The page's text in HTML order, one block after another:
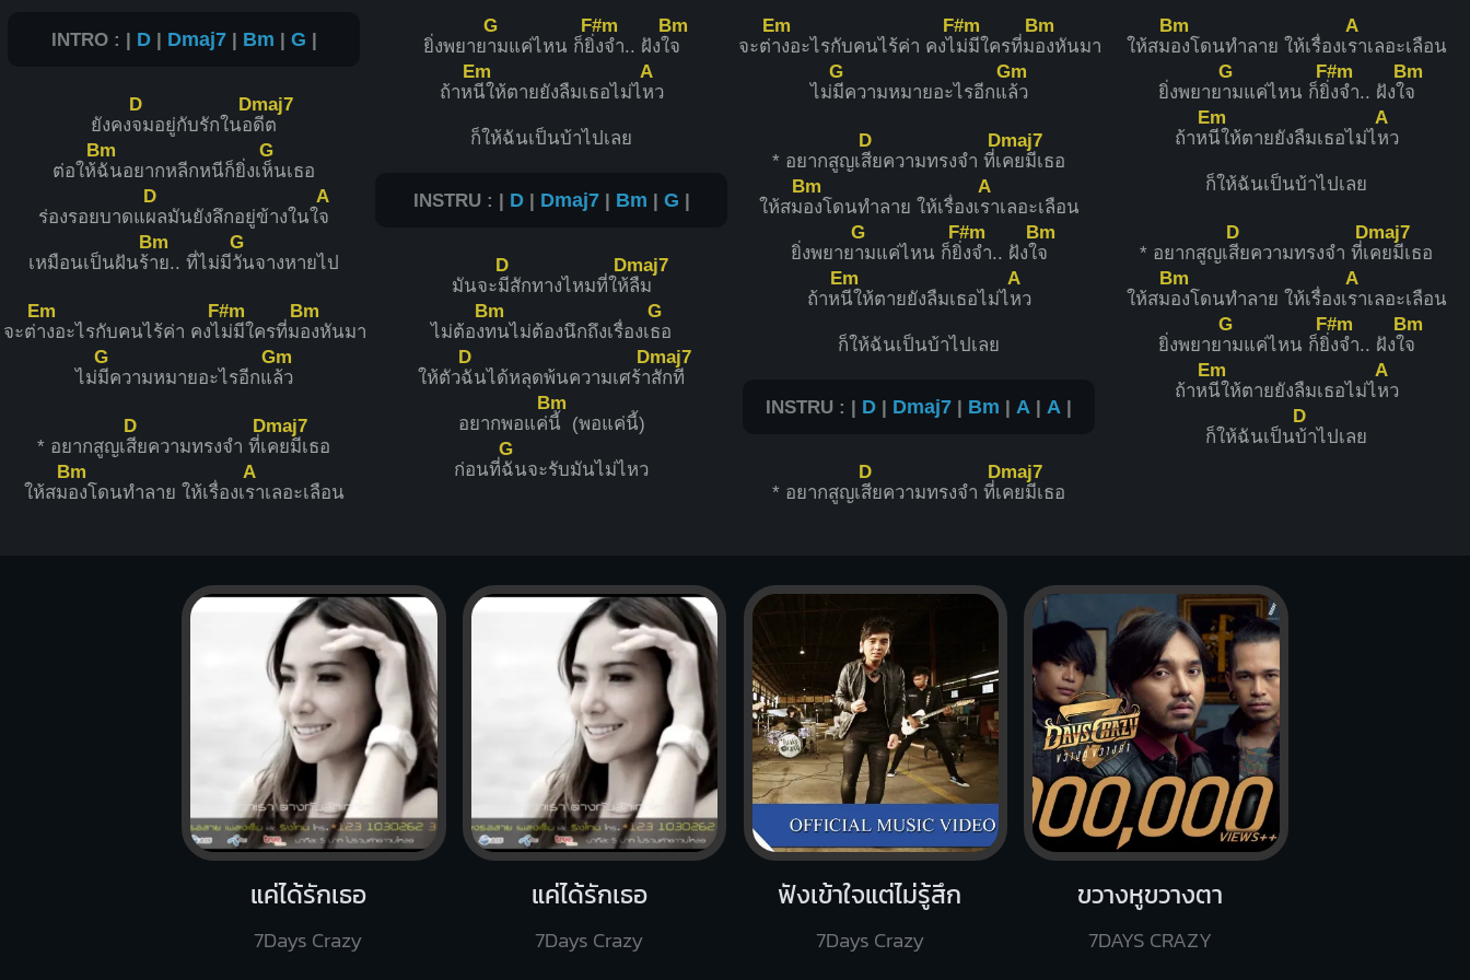
INTRO : | D| Dmaj7| Bm | G |
ยังคง
D
จมอยู่กับรักในอ
Dmaj7
ดีต
ต่อให้
Bm
ฉันอยากหลีกหนีก็ยิ่งเ
G
ห็นเธอ
ร่องรอยบาดแ
D
ผลมันยังลึกอยู่ข้างในใ
A
จ
เหมือนเป็นฝันร้
Bm
าย.. ที่ไม่มี
G
วันจางหายไป
จะต่
Em
างอะไรกับคนไร้ค่า คงไ
F#m
ม่มีใครที่ม
Bm
องหันมา
ไม่
G
มีความหมายอะไรอีกแ
Gm
ล้ว
* อยากสูญเ
D
สียความทรงจำ ที่เ
Dmaj7
คยมีเธอ
ให้สม
Bm
องโดนทำลาย ให้เรื่องเ
A
ราเลอะเลือน
ยิ่งพยาย
G
ามแค่ไหน ก็ยิ่
F#m
งจำ.. ฝังใ
Bm
จ
ถ้าห
Em
นีให้ตายยังลืมเธอไม่ไ
A
หว
ก็ให้ฉันเป็นบ้าไปเลย
INSTRU : | D| Dmaj7| Bm | G |
มันจะ
D
มีสักทางไหมที่ให้
Dmaj7
ลืม
ไม่ต้อง
Bm
ทนไม่ต้องนึกถึงเรื่องเ
G
ธอ
ให้ตัว
D
ฉันได้หลุดพ้นความเศร้า
Dmaj7
สักที
อยากพอแค่
Bm
นี้ (พอแค่นี้)
ก่อนที่
G
ฉันจะรับมันไม่ไหว
จะต่
Em
างอะไรกับคนไร้ค่า คงไ
F#m
ม่มีใครที่ม
Bm
องหันมา
ไม่
G
มีความหมายอะไรอีกแ
Gm
ล้ว
* อยากสูญเ
D
สียความทรงจำ ที่เ
Dmaj7
คยมีเธอ
ให้สม
Bm
องโดนทำลาย ให้เรื่องเ
A
ราเลอะเลือน
ยิ่งพยาย
G
ามแค่ไหน ก็ยิ่
F#m
งจำ.. ฝังใ
Bm
จ
ถ้าห
Em
นีให้ตายยังลืมเธอไม่ไ
A
หว
ก็ให้ฉันเป็นบ้าไปเลย
INSTRU : | D | Dmaj7 | Bm | A | A |
* อยากสูญเ
D
สียความทรงจำ ที่เ
Dmaj7
คยมีเธอ
ให้สม
Bm
องโดนทำลาย ให้เรื่องเ
A
ราเลอะเลือน
ยิ่งพยาย
G
ามแค่ไหน ก็ยิ่
F#m
งจำ.. ฝังใ
Bm
จ
ถ้าห
Em
นีให้ตายยังลืมเธอไม่ไ
A
หว
ก็ให้ฉันเป็นบ้าไปเลย
* อยากสูญเ
D
สียความทรงจำ ที่เ
Dmaj7
คยมีเธอ
ให้สม
Bm
องโดนทำลาย ให้เรื่องเ
A
ราเลอะเลือน
ยิ่งพยาย
G
ามแค่ไหน ก็ยิ่
F#m
งจำ.. ฝังใ
Bm
จ
ถ้าห
Em
นีให้ตายยังลืมเธอไม่ไ
A
หว
ก็ให้ฉันเป็น
D
บ้าไปเลย
แค่ได้รักเธอ
7Days Crazy
แค่ได้รักเธอ
7Days Crazy
ฟังเข้าใจแต่ไม่รู้สึก
7Days Crazy
ขวางหูขวางตา
7DAYS CRAZY